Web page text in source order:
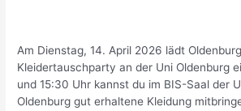
Am Dienstag, 14. April 2026 lädt
Kleidertauschparty an der Uni Oldenburg
und 15:30 Uhr kannst du im BIS-Saal der
Oldenburg gut erhaltene Kleidung